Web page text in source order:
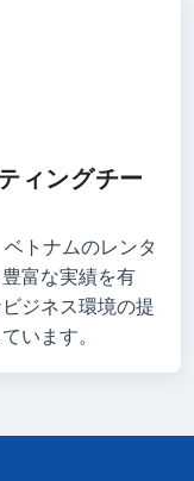
ィングチー
トナムのレンタ
富な実績を有
ジネス環境の提
います。